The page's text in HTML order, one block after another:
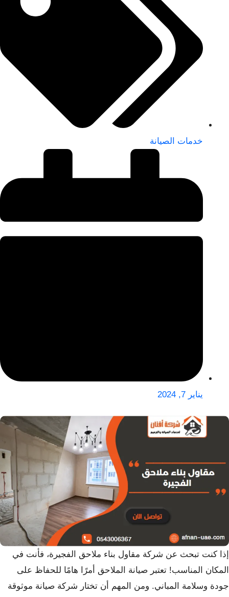
خدمات الصيانة
يناير 7, 2024
إذا كنت تبحث عن شركة مقاول بناء ملاحق الفجيرة، فأنت في
المكان المناسب! تعتبر صيانة الملاحق أمرًا هامًا للحفاظ على
جودة وسلامة المباني. ومن المهم أن تختار شركة صيانة موثوقة